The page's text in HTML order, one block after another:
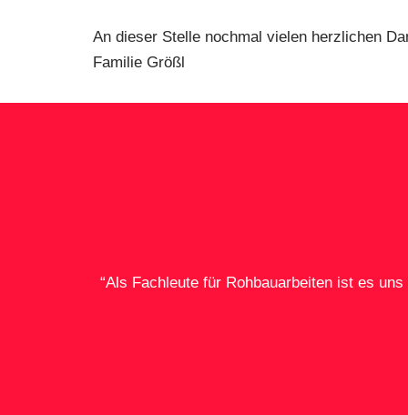
An dieser Stelle nochmal vielen herzlichen
Familie Größl
“Als Fachleute für Rohbauarbeiten ist es